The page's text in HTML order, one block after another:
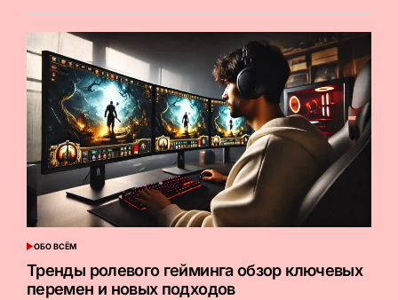
ОПУБЛИКОВАНО
В
ОБО ВСЁМ
Тренды ролевого гейминга обзор ключевых
перемен и новых подходов